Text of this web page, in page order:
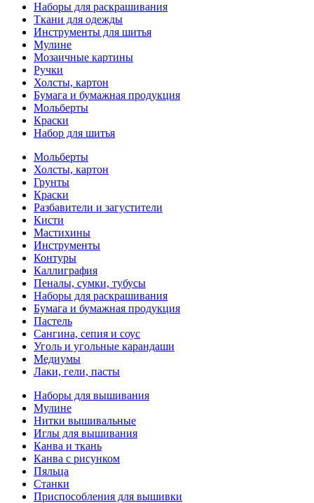
Наборы для раскрашивания
Ткани для одежды
Инструменты для шитья
Мулине
Мозаичные картины
Ручки
Холсты, картон
Бумага и бумажная продукция
Мольберты
Краски
Набор для шитья
Мольберты
Холсты, картон
Грунты
Краски
Разбавители и загустители
Кисти
Мастихины
Инструменты
Контуры
Каллиграфия
Пеналы, сумки, тубусы
Наборы для раскрашивания
Бумага и бумажная продукция
Пастель
Сангина, сепия и соус
Уголь и угольные карандаши
Медиумы
Лаки, гели, пасты
Наборы для вышивания
Мулине
Нитки вышивальные
Иглы для вышивания
Канва и ткань
Канва с рисунком
Пяльца
Станки
Приспособления для вышивки